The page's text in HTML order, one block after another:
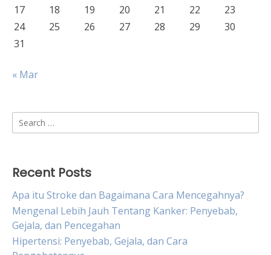
17
18 19 20 21 22
23
24
25 26 27 28 29
30
31
« Mar
Search
for:
Recent Posts
Apa itu Stroke dan Bagaimana Cara Mencegahnya?
Mengenal Lebih Jauh Tentang Kanker: Penyebab,
Gejala, dan Pencegahan
Hipertensi: Penyebab, Gejala, dan Cara